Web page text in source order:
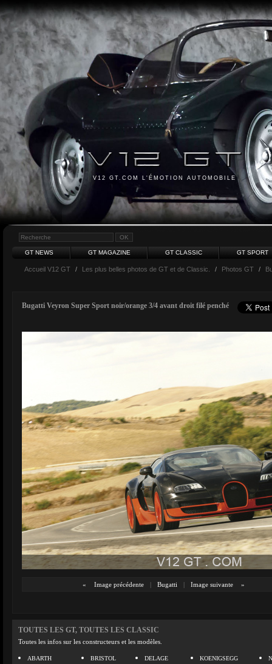
V12 GT.COM L'ÉMOTION AUTOMOBILE
GT NEWS GT MAGAZINE GT CLASSIC GT SPORT
Accueil V12 GT / Les plus belles photos de GT et de Classic. / Photos GT /
Bugatti Veyron Super Sport noir/orange 3/4 avant droit filé penché
« Image précédente | Bugatti | Image suivante »
TOUTES LES GT, TOUTES LES CLASSIC
Toutes les infos sur les constructeurs et les modèles.
ABARTH
BRISTOL
DELAGE
KOENIGSEGG